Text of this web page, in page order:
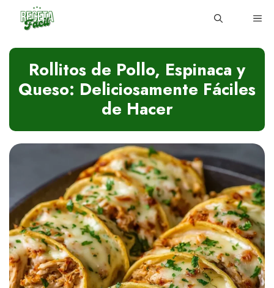
Rollitos de Pollo, Espinaca y
Queso: Deliciosamente Fáciles
de Hacer